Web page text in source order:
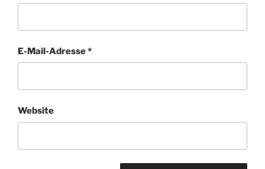
E-Mail-Adresse*
Website